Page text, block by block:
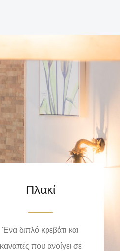
Πλακί
Ένα διπλό κρεβάτι και
καναπές που ανοίγει σε